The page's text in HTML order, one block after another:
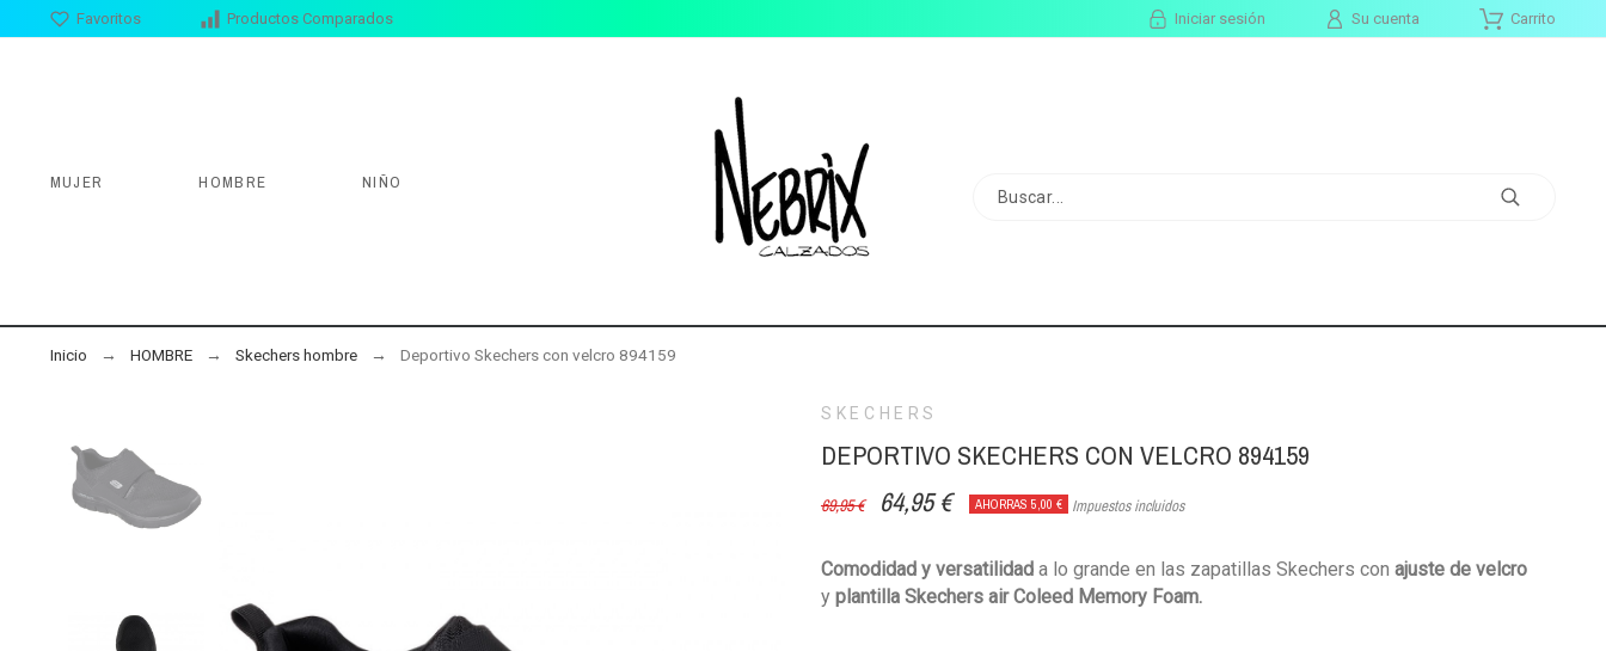
Productos Comparados
Favoritos Iniciar sesión Su cuenta Carrito
MUJER HOMBRE NIÑO
Inicio HOMBRE Skechers hombre Deportivo Skechers con velcro 894159
SKECHERS
DEPORTIVO SKECHERS CON VELCRO 894159
69,95 € 64,95 € AHORRAS 5,00 € Impuestos incluidos
Comodidad y versatilidad a lo grande en las zapatillas Skechers con ajuste de velcro
y plantilla Skechers air Coleed Memory Foam.